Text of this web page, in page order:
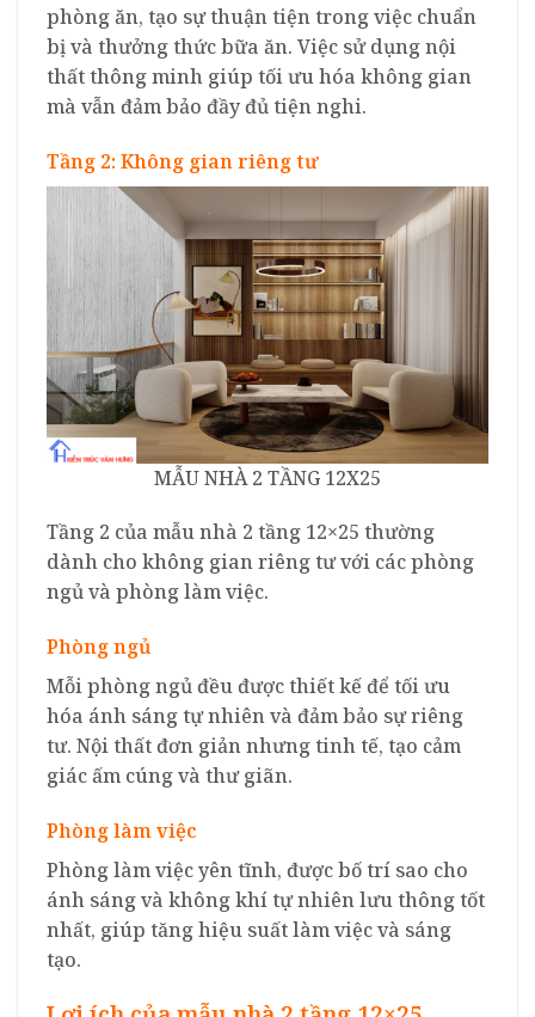
phòng ăn, tạo sự thuận tiện trong việc chuẩn
bị và thưởng thức bữa ăn. Việc sử dụng nội
thất thông minh giúp tối ưu hóa không gian
mà vẫn đảm bảo đầy đủ tiện nghi.
Tầng 2: Không gian riêng tư
MẪU NHÀ 2 TẦNG 12X25
Tầng 2 của mẫu nhà 2 tầng 12×25 thường
dành cho không gian riêng tư với các phòng
ngủ và phòng làm việc.
Phòng ngủ
Mỗi phòng ngủ đều được thiết kế để tối ưu
hóa ánh sáng tự nhiên và đảm bảo sự riêng
tư. Nội thất đơn giản nhưng tinh tế, tạo cảm
giác ấm cúng và thư giãn.
Phòng làm việc
Phòng làm việc yên tĩnh, được bố trí sao cho
ánh sáng và không khí tự nhiên lưu thông tốt
nhất, giúp tăng hiệu suất làm việc và sáng
tạo.